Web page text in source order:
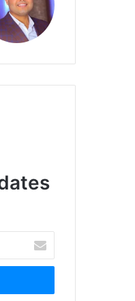
بريدك
الإلكتروني